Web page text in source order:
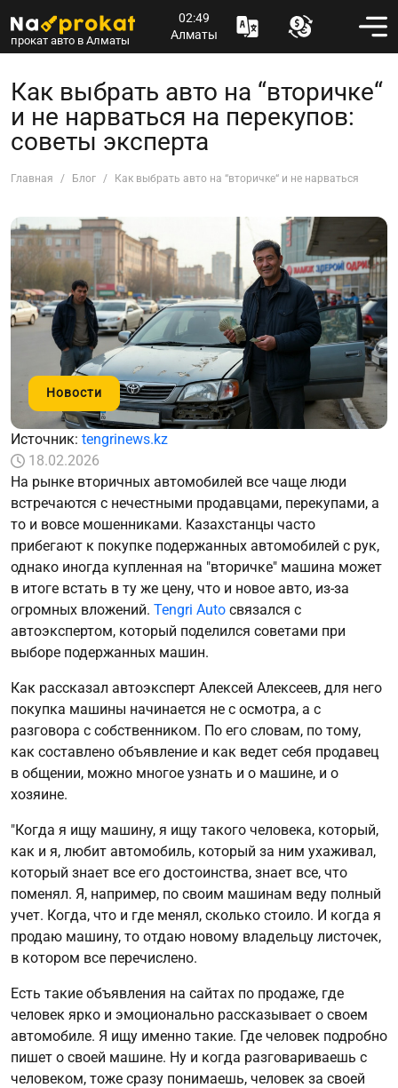
прокат авто в Алматы
02:49
Алматы
Как выбрать авто на “вторичке“
и не нарваться на перекупов:
советы эксперта
Главная Блог Как выбрать авто на “вторичке“ и не нарваться на
Новости
Источник: tengrinews.kz
18.02.2026
На рынке вторичных автомобилей все чаще люди
встречаются с нечестными продавцами, перекупами, а
то и вовсе мошенниками. Казахстанцы часто
прибегают к покупке подержанных автомобилей с рук,
однако иногда купленная на "вторичке" машина может
в итоге встать в ту же цену, что и новое авто, из-за
огромных вложений. Tengri Auto связался с
автоэкспертом, который поделился советами при
выборе подержанных машин.
Как рассказал автоэксперт Алексей Алексеев, для него
покупка машины начинается не с осмотра, а с
разговора с собственником. По его словам, по тому,
как составлено объявление и как ведет себя продавец
в общении, можно многое узнать и о машине, и о
хозяине.
"Когда я ищу машину, я ищу такого человека, который,
как и я, любит автомобиль, который за ним ухаживал,
который знает все его достоинства, знает все, что
поменял. Я, например, по своим машинам веду полный
учет. Когда, что и где менял, сколько стоило. И когда я
продаю машину, то отдаю новому владельцу листочек,
в котором все перечислено.
Есть такие объявления на сайтах по продаже, где
человек ярко и эмоционально рассказывает о своем
автомобиле. Я ищу именно такие. Где человек подробно
пишет о своей машине. Ну и когда разговариваешь с
человеком, тоже сразу понимаешь, человек за своей